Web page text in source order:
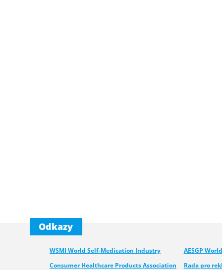
Odkazy
WSMI World Self-Medication Industry
AESGP
Consumer Healthcare Products Association
Rada pro